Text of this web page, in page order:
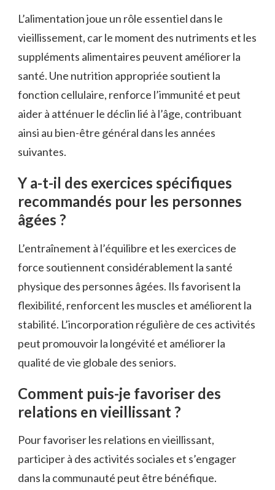
L’alimentation joue un rôle essentiel dans le
vieillissement, car le moment des nutriments et les
suppléments alimentaires peuvent améliorer la
santé. Une nutrition appropriée soutient la
fonction cellulaire, renforce l’immunité et peut
aider à atténuer le déclin lié à l’âge, contribuant
ainsi au bien-être général dans les années
suivantes.
Y a-t-il des exercices spécifiques
recommandés pour les personnes
âgées ?
L’entraînement à l’équilibre et les exercices de
force soutiennent considérablement la santé
physique des personnes âgées. Ils favorisent la
flexibilité, renforcent les muscles et améliorent la
stabilité. L’incorporation régulière de ces activités
peut promouvoir la longévité et améliorer la
qualité de vie globale des seniors.
Comment puis-je favoriser des
relations en vieillissant ?
Pour favoriser les relations en vieillissant,
participer à des activités sociales et s’engager
dans la communauté peut être bénéfique.